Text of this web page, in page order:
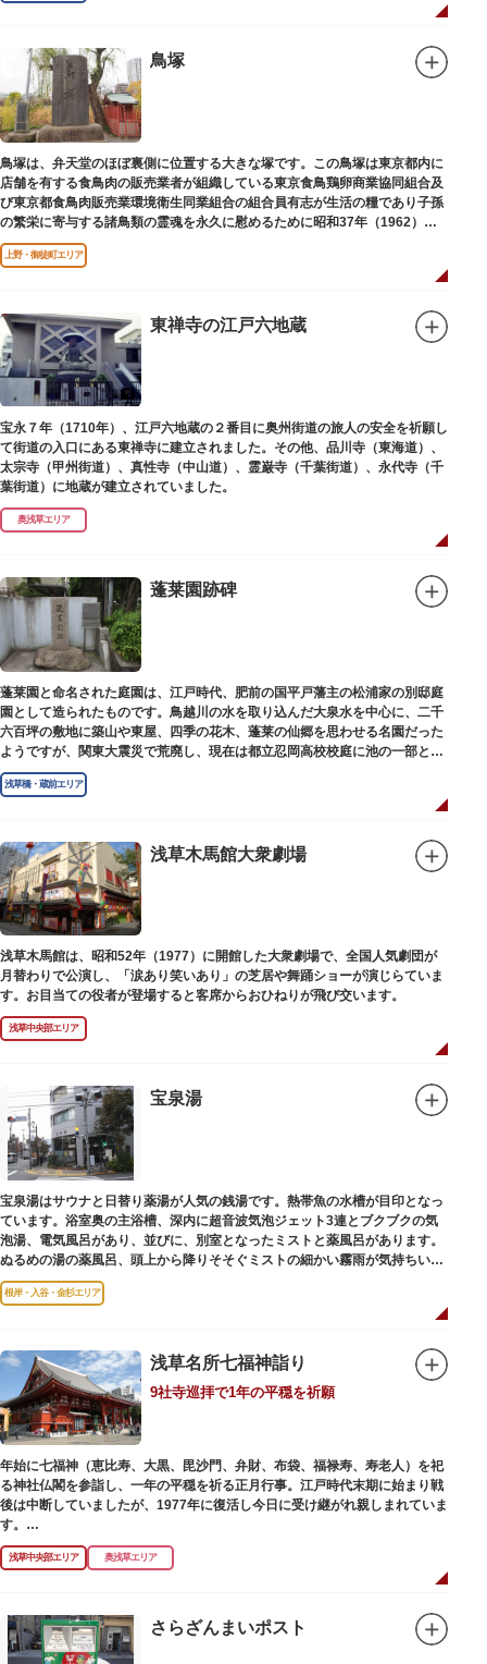
鳥塚
鳥塚は、弁天堂のほぼ裏側に位置する大きな塚です。この鳥塚は東京都内に
店舗を有する食鳥肉の販売業者が組織している東京食鳥鶏卵商業協同組合及
び東京都食鳥肉販売業環境衛生同業組合の組合員有志が生活の糧であり子孫
の繁栄に寄与する諸鳥類の霊魂を永久に慰めるために昭和37年（1962）に
建立されました。
上野・御徒町エリア
東禅寺の江戸六地蔵
宝永７年（1710年）、江戸六地蔵の２番目に奥州街道の旅人の安全を祈願し
て街道の入口にある東禅寺に建立されました。その他、品川寺（東海道）、
太宗寺（甲州街道）、真性寺（中山道）、霊巌寺（千葉街道）、永代寺（千
葉街道）に地蔵が建立されていました。
奥浅草エリア
蓬莱園跡碑
蓬莱園と命名された庭園は、江戸時代、肥前の国平戸藩主の松浦家の別邸庭
園として造られたものです。鳥越川の水を取り込んだ大泉水を中心に、二千
六百坪の敷地に築山や東屋、四季の花木、蓬莱の仙郷を思わせる名園だった
ようですが、関東大震災で荒廃し、現在は都立忍岡高校校庭に池の一部と都
指定の天然記念物の大イチョウを残すのみです。
浅草橋・蔵前エリア
浅草木馬館大衆劇場
浅草木馬館は、昭和52年（1977）に開館した大衆劇場で、全国人気劇団が
月替わりで公演し、「涙あり笑いあり」の芝居や舞踊ショーが演じらていま
す。お目当ての役者が登場すると客席からおひねりが飛び交います。
浅草中央部エリア
宝泉湯
宝泉湯はサウナと日替り薬湯が人気の銭湯です。熱帯魚の水槽が目印となっ
ています。浴室奥の主浴槽、深内に超音波気泡ジェット3連とブクブクの気
泡湯、電気風呂があり、並びに、別室となったミストと薬風呂があります。
ぬるめの湯の薬風呂、頭上から降りそそぐミストの細かい霧雨が気持ちいい
と評判です。
根岸・入谷・金杉エリア
浅草名所七福神詣り
9社寺巡拝で1年の平穏を祈願
年始に七福神（恵比寿、大黒、毘沙門、弁財、布袋、福禄寿、寿老人）を祀
る神社仏閣を参詣し、一年の平穏を祈る正月行事。江戸時代末期に始まり戦
後は中断していましたが、1977年に復活し今日に受け継がれ親しまれていま
す。
浅草名所七福神の特徴は福禄寿、寿老人が2社ずつあり、巡る社寺が9ヶ所あ
るところ。九は数の究み、鳩と言う字にも使われていて、鳩は「集まる」と
絵馬をつけ、色紙・福絵に御朱印をいただきながら巡拝しましょう。
浅草中央部エリア 奥浅草エリア
さらざんまいポスト